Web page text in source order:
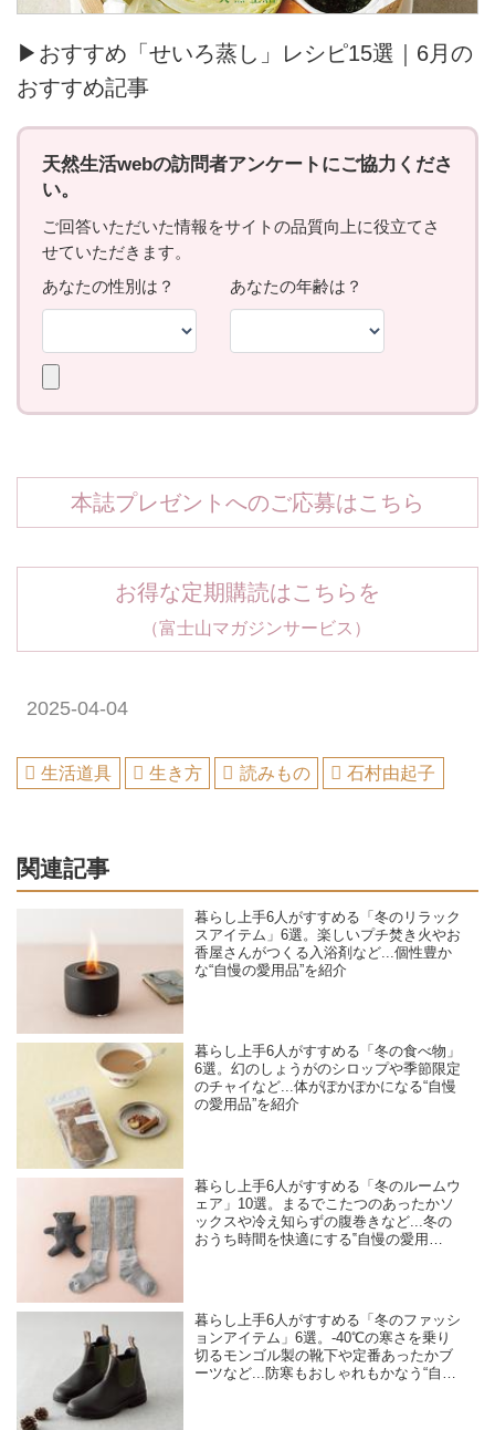
▶おすすめ「せいろ蒸し」レシピ15選｜6月の
おすすめ記事
本誌プレゼントへのご応募はこちら
お得な定期購読はこちらを
（富士山マガジンサービス）
2025-04-04
生活道具 生き方 読みもの 石村由起子
関連記事
暮らし上手6人がすすめる「冬のリラック
スアイテム」6選。楽しいプチ焚き火やお
香屋さんがつくる入浴剤など...個性豊か
な“自慢の愛用品”を紹介
暮らし上手6人がすすめる「冬の食べ物」
6選。幻のしょうがのシロップや季節限定
のチャイなど...体がぽかぽかになる“自慢
の愛用品”を紹介
暮らし上手6人がすすめる「冬のルームウ
ェア」10選。まるでこたつのあったかソ
ックスや冷え知らずの腹巻きなど...冬の
おうち時間を快適にする‟自慢の愛用
暮らし上手6人がすすめる「冬のファッシ
ョンアイテム」6選。-40℃の寒さを乗り
切るモンゴル製の靴下や定番あったかブ
ーツなど...防寒もおしゃれもかなう“自慢